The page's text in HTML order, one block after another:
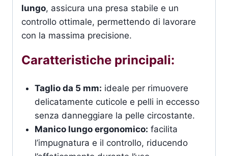
lungo, assicura una presa stabile e un
controllo ottimale, permettendo di lavorare
con la massima precisione.
Caratteristiche principali:
Taglio da 5 mm: ideale per rimuovere
delicatamente cuticole e pelli in eccesso
senza danneggiare la pelle circostante.
Manico lungo ergonomico: facilita
l’impugnatura e il controllo, riducendo